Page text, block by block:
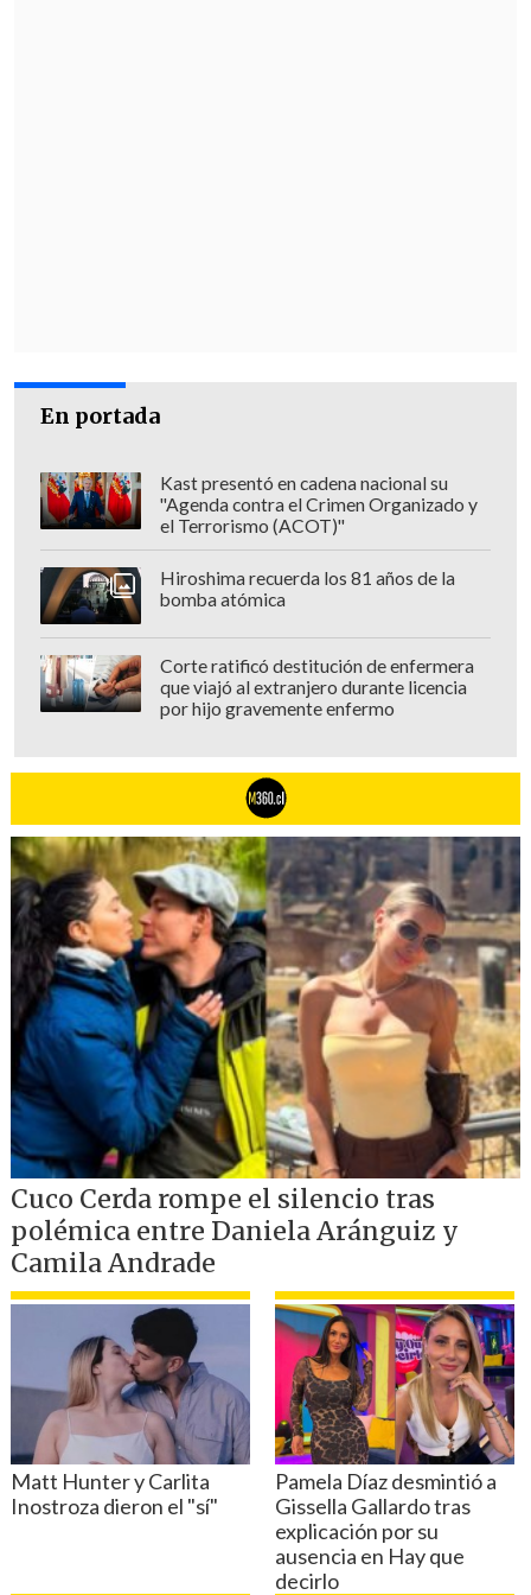
En portada
Kast presentó en cadena nacional su
"Agenda contra el Crimen Organizado y
el Terrorismo (ACOT)"
Hiroshima recuerda los 81 años de la
bomba atómica
Corte ratificó destitución de enfermera
que viajó al extranjero durante licencia
por hijo gravemente enfermo